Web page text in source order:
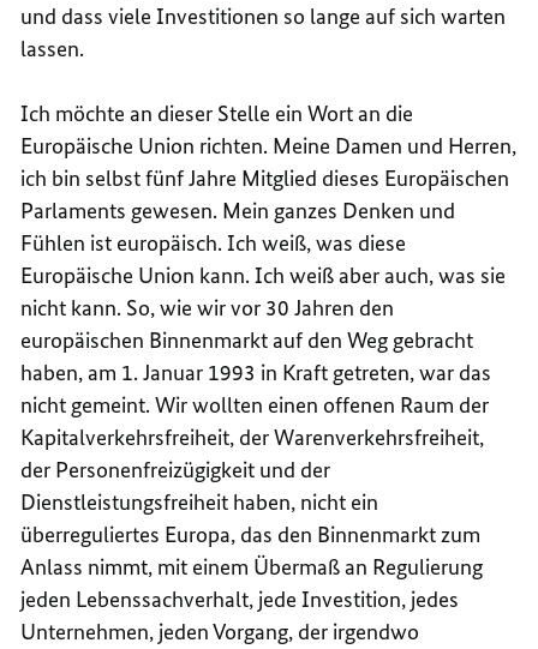
und dass viele Investitionen so lange auf sich warten
lassen.
Ich möchte an dieser Stelle ein Wort an die
Europäische Union richten. Meine Damen und Herren,
ich bin selbst fünf Jahre Mitglied dieses Europäischen
Parlaments gewesen. Mein ganzes Denken und
Fühlen ist europäisch. Ich weiß, was diese
Europäische Union kann. Ich weiß aber auch, was sie
nicht kann. So, wie wir vor 30 Jahren den
europäischen Binnenmarkt auf den Weg gebracht
haben, am 1. Januar 1993 in Kraft getreten, war das
nicht gemeint. Wir wollten einen offenen Raum der
Kapitalverkehrsfreiheit, der Warenverkehrsfreiheit,
der Personenfreizügigkeit und der
Dienstleistungsfreiheit haben, nicht ein
überreguliertes Europa, das den Binnenmarkt zum
Anlass nimmt, mit einem Übermaß an Regulierung
jeden Lebenssachverhalt, jede Investition, jedes
Unternehmen, jeden Vorgang, der irgendwo